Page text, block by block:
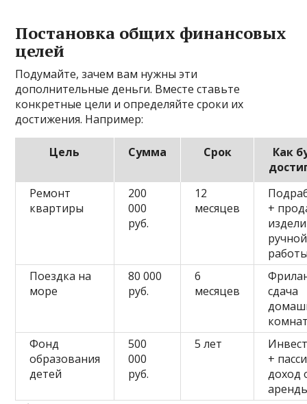
Постановка общих финансовых
целей
Подумайте, зачем вам нужны эти
дополнительные деньги. Вместе ставьте
конкретные цели и определяйте сроки их
достижения. Например:
Цель Сумма Срок
Как
Ремонт
квартиры
200
000
руб.
12
месяцев
+
ручной
Поездка на
море
80 000
руб.
6
месяцев
сдача
Фонд
образования
детей
500
000
руб.
5 лет
+
доход